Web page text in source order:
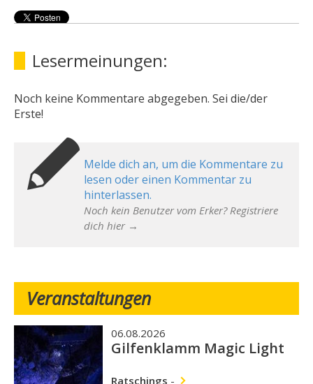
Lesermeinungen:
Noch keine Kommentare abgegeben. Sei die/der
Erste!
Melde dich an, um die Kommentare zu
lesen oder einen Kommentar zu
hinterlassen.
Noch kein Benutzer vom Erker? Registriere
dich hier →
Veranstaltungen
06.08.2026
Gilfenklamm Magic Light
Ratschings -